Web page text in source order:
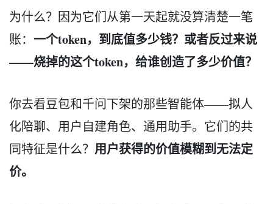
为什么？因为它们从第一天起就没算清楚一笔
账： 一个token，到底值多少钱？或者反过来说
——烧掉的这个token，给谁创造了多少价值？
你去看豆包和千问下架的那些智能体——拟人
化陪聊、用户自建角色、通用助手。它们的共
同特征是什么？ 用户获得的价值模糊到无法定
价。